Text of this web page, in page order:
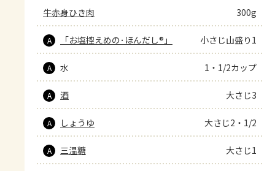
牛赤身ひき肉 300g
A 「お塩控えめの･ほんだし®」 小さじ山盛り1
A 水 1・1/2カップ
A 酒 大さじ3
A しょうゆ 大さじ2・1/2
A 三温糖 大さじ1